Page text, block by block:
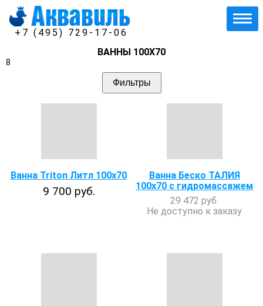
+7 (495) 729-17-06
ВАННЫ 100Х70
8
Фильтры
Ванна Triton Литл 100х70
9 700 руб.
Ванна Беско ТАЛИЯ
100х70 с гидромассажем
29 472 руб.
Не доступно к заказу